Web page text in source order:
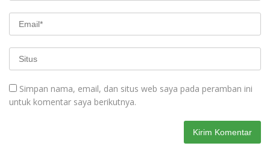
Simpan nama, email, dan situs web saya pada peramban ini
untuk komentar saya berikutnya.